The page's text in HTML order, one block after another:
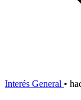
Interés General •